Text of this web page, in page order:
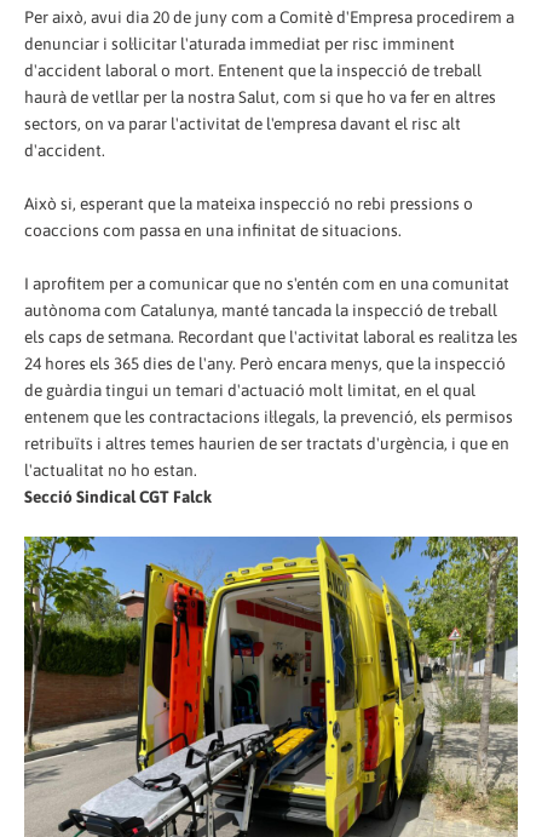
Per això, avui dia 20 de juny com a Comitè d'Empresa procedirem a
denunciar i sol·licitar l'aturada immediat per risc imminent
d'accident laboral o mort. Entenent que la inspecció de treball
haurà de vetllar per la nostra Salut, com si que ho va fer en altres
sectors, on va parar l'activitat de l'empresa davant el risc alt
d'accident.
Això si, esperant que la mateixa inspecció no rebi pressions o
coaccions com passa en una infinitat de situacions.
I aprofitem per a comunicar que no s'entén com en una comunitat
autònoma com Catalunya, manté tancada la inspecció de treball
els caps de setmana. Recordant que l'activitat laboral es realitza les
24 hores els 365 dies de l'any. Però encara menys, que la inspecció
de guàrdia tingui un temari d'actuació molt limitat, en el qual
entenem que les contractacions il·legals, la prevenció, els permisos
retribuïts i altres temes haurien de ser tractats d'urgència, i que en
l'actualitat no ho estan.
Secció Sindical CGT Falck